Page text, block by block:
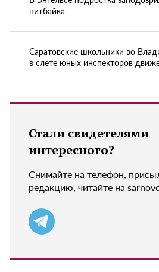
питбайка
Саратовские школьники во
в слете юных инспекторов
Стали свидетелями
интересного?
Снимайте на телефон,
редакцию, читайте на